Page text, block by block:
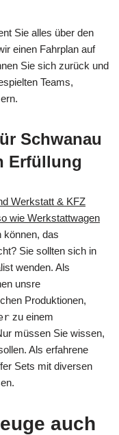
Sie alles über den
einen Fahrplan auf
Sie sich zurück und
Teams,
Schwanau
Erfüllung
Werkstatt & KFZ
wie Werkstattwagen
können, das
Sie sollten sich in
wenden. Als
unsre
Produktionen,
zu einem
müssen Sie wissen,
Als erfahrene
Sets mit diversen
auch